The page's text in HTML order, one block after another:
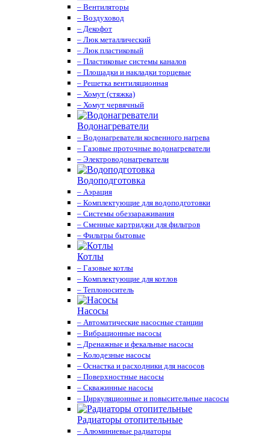
– Вентиляторы
– Воздуховод
– Декофот
– Люк металлический
– Люк пластиковый
– Пластиковые системы каналов
– Площадки и накладки торцевые
– Решетка вентиляционная
– Хомут (стяжка)
– Хомут червячный
Водонагреватели
– Водонагреватели косвенного нагрева
– Газовые проточные водонагреватели
– Электроводонагреватели
Водоподготовка
– Аэрация
– Комплектующие для водоподготовки
– Системы обеззараживания
– Сменные картриджи для фильтров
– Фильтры бытовые
Котлы
– Газовые котлы
– Комплектующие для котлов
– Теплоноситель
Насосы
– Автоматические насосные станции
– Вибрационные насосы
– Дренажные и фекальные насосы
– Колодезные насосы
– Оснастка и расходники для насосов
– Поверхностные насосы
– Скважинные насосы
– Циркуляционные и повысительные насосы
Радиаторы отопительные
– Алюминиевые радиаторы